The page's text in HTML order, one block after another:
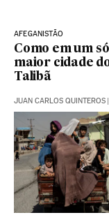
AFEGANISTÃO
Como em um
maior cidade
Talibã
JUAN CARLOS QUINTEROS |